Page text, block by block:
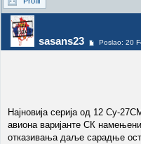
sasans23 Poslao: 20
Најновија серија од 12 Су-
авиона варијанте СК
отказивања даље сарадње